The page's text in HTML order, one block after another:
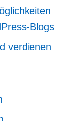
Blogs
verdienen